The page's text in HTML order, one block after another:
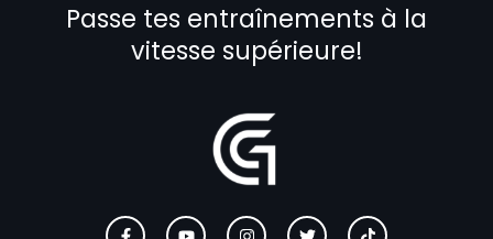
Passe tes entraînements à la
vitesse supérieure!